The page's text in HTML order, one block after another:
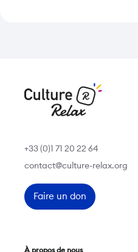
+33 (0)1 71 20 22 64
contact@culture-relax.org
Faire un don
À propos de nous